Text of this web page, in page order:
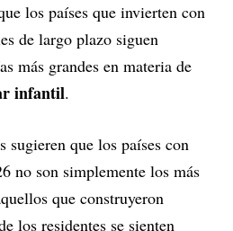
los países que invierten con
de largo plazo siguen
más grandes en materia de
infantil.
que los países con
no son simplemente los más
que construyeron
los residentes se sienten